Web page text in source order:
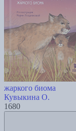
жаркого биома
Кувыкина О.
1680